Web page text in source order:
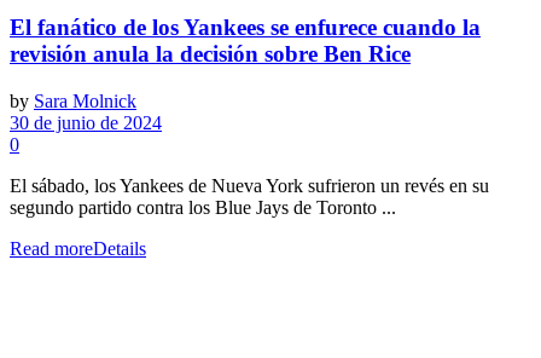
El fanático de los Yankees se enfurece cuando la
revisión anula la decisión sobre Ben Rice
by Sara Molnick
30 de junio de 2024
0
El sábado, los Yankees de Nueva York sufrieron un revés en su
segundo partido contra los Blue Jays de Toronto ...
Read moreDetails